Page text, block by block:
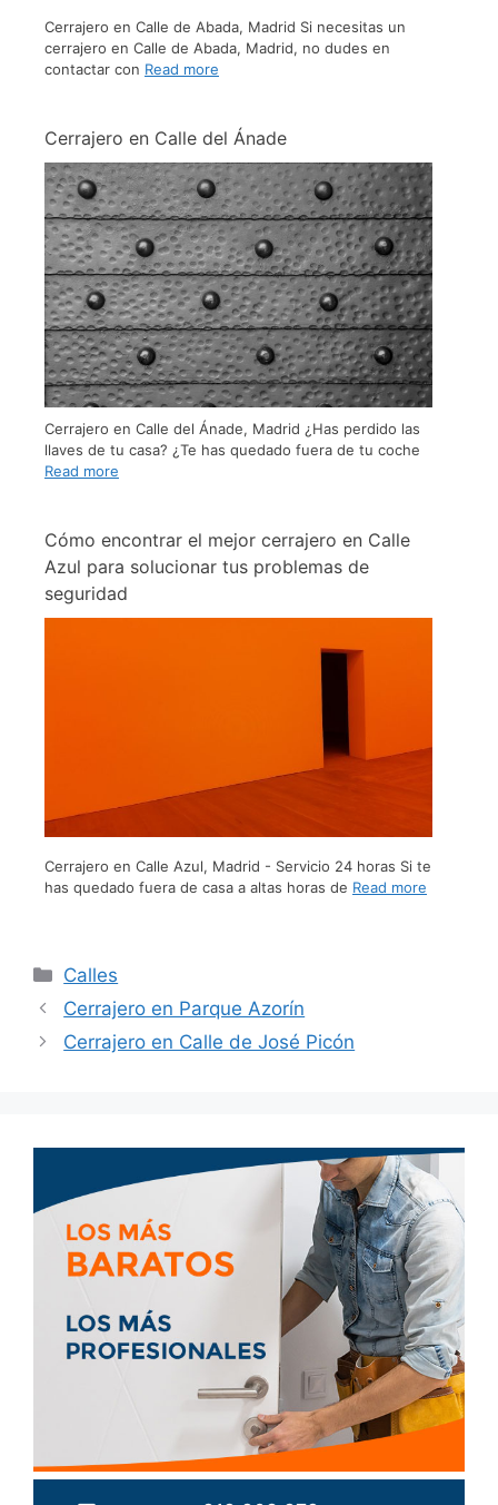
Cerrajero en Calle de Abada, Madrid Si necesitas un
cerrajero en Calle de Abada, Madrid, no dudes en
contactar con Read more
Cerrajero en Calle del Ánade
Cerrajero en Calle del Ánade, Madrid ¿Has perdido las
llaves de tu casa? ¿Te has quedado fuera de tu coche
Read more
Cómo encontrar el mejor cerrajero en Calle
Azul para solucionar tus problemas de
seguridad
Cerrajero en Calle Azul, Madrid - Servicio 24 horas Si te
has quedado fuera de casa a altas horas de Read more
Calles
Cerrajero en Parque Azorín
Cerrajero en Calle de José Picón